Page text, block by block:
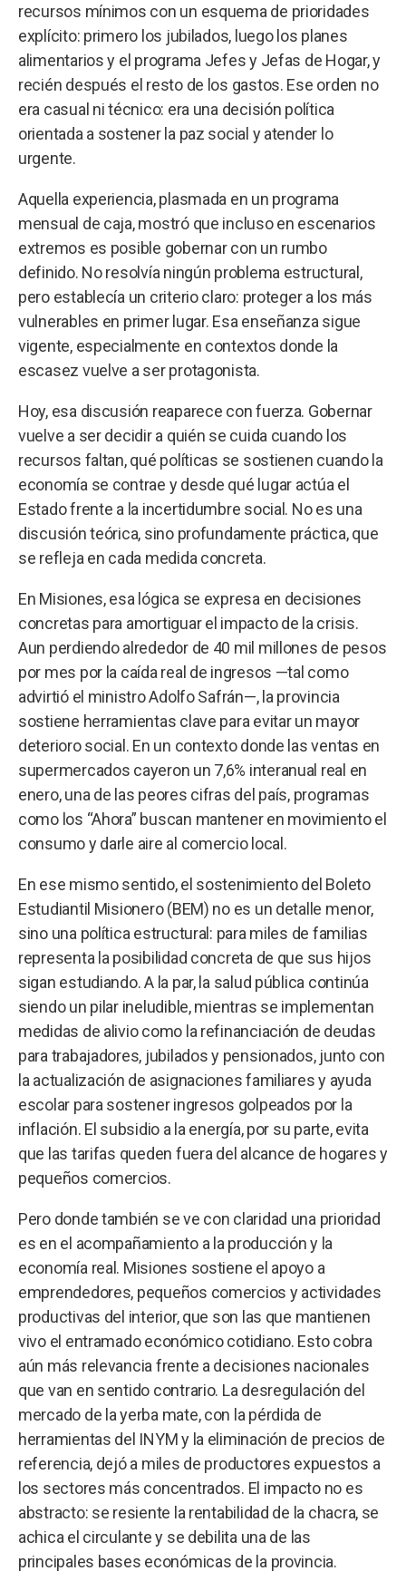
recursos mínimos con un esquema de prioridades
explícito: primero los jubilados, luego los planes
alimentarios y el programa Jefes y Jefas de Hogar, y
recién después el resto de los gastos. Ese orden no
era casual ni técnico: era una decisión política
orientada a sostener la paz social y atender lo
urgente.
Aquella experiencia, plasmada en un programa
mensual de caja, mostró que incluso en escenarios
extremos es posible gobernar con un rumbo
definido. No resolvía ningún problema estructural,
pero establecía un criterio claro: proteger a los más
vulnerables en primer lugar. Esa enseñanza sigue
vigente, especialmente en contextos donde la
escasez vuelve a ser protagonista.
Hoy, esa discusión reaparece con fuerza. Gobernar
vuelve a ser decidir a quién se cuida cuando los
recursos faltan, qué políticas se sostienen cuando la
economía se contrae y desde qué lugar actúa el
Estado frente a la incertidumbre social. No es una
discusión teórica, sino profundamente práctica, que
se refleja en cada medida concreta.
En Misiones, esa lógica se expresa en decisiones
concretas para amortiguar el impacto de la crisis.
Aun perdiendo alrededor de 40 mil millones de pesos
por mes por la caída real de ingresos —tal como
advirtió el ministro Adolfo Safrán—, la provincia
sostiene herramientas clave para evitar un mayor
deterioro social. En un contexto donde las ventas en
supermercados cayeron un 7,6% interanual real en
enero, una de las peores cifras del país, programas
como los “Ahora” buscan mantener en movimiento el
consumo y darle aire al comercio local.
En ese mismo sentido, el sostenimiento del Boleto
Estudiantil Misionero (BEM) no es un detalle menor,
sino una política estructural: para miles de familias
representa la posibilidad concreta de que sus hijos
sigan estudiando. A la par, la salud pública continúa
siendo un pilar ineludible, mientras se implementan
medidas de alivio como la refinanciación de deudas
para trabajadores, jubilados y pensionados, junto con
la actualización de asignaciones familiares y ayuda
escolar para sostener ingresos golpeados por la
inflación. El subsidio a la energía, por su parte, evita
que las tarifas queden fuera del alcance de hogares y
pequeños comercios.
Pero donde también se ve con claridad una prioridad
es en el acompañamiento a la producción y la
economía real. Misiones sostiene el apoyo a
emprendedores, pequeños comercios y actividades
productivas del interior, que son las que mantienen
vivo el entramado económico cotidiano. Esto cobra
aún más relevancia frente a decisiones nacionales
que van en sentido contrario. La desregulación del
mercado de la yerba mate, con la pérdida de
herramientas del INYM y la eliminación de precios de
referencia, dejó a miles de productores expuestos a
los sectores más concentrados. El impacto no es
abstracto: se resiente la rentabilidad de la chacra, se
achica el circulante y se debilita una de las
principales bases económicas de la provincia.